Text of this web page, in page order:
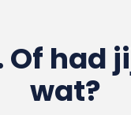
Of had
wat?